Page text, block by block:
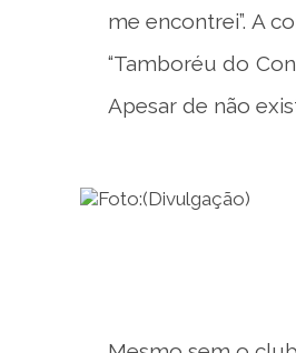
me encontrei”. A
“Tamboréu do
Apesar de não